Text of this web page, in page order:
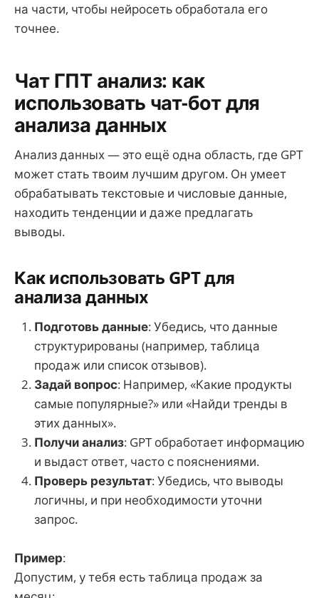
на части, чтобы нейросеть обработала его
точнее.
Чат ГПТ анализ: как
использовать чат-бот для
анализа данных
Анализ данных — это ещё одна область, где GPT
может стать твоим лучшим другом. Он умеет
обрабатывать текстовые и числовые данные,
находить тенденции и даже предлагать
выводы.
Как использовать GPT для
анализа данных
Подготовь данные: Убедись, что данные
структурированы (например, таблица
продаж или список отзывов).
Задай вопрос: Например, «Какие продукты
самые популярные?» или «Найди тренды в
этих данных».
Получи анализ: GPT обработает информацию
и выдаст ответ, часто с пояснениями.
Проверь результат: Убедись, что выводы
логичны, и при необходимости уточни
запрос.
Пример:
Допустим, у тебя есть таблица продаж за